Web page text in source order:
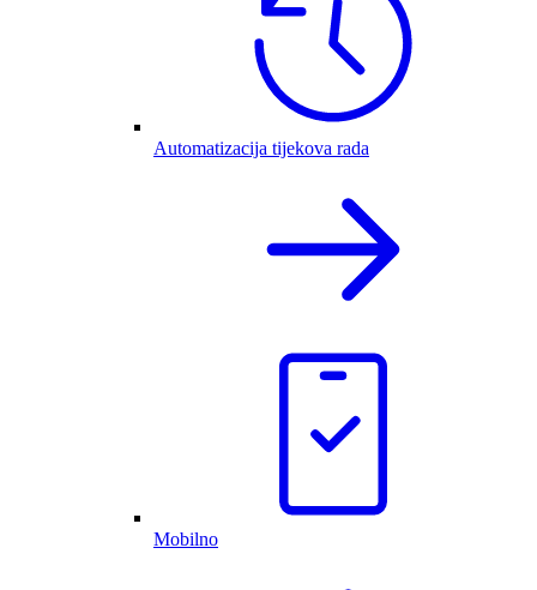
Automatizacija tijekova rada
Mobilno